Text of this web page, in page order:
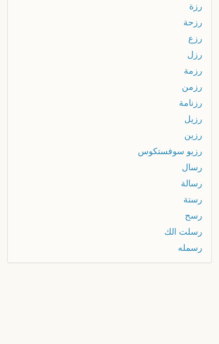
رزة
رزحة
رزع
رزل
رزمة
رزمن
رزنامة
رزيل
رزين
رزيو سوفستكوس
رسال
رسالة
رستة
رسح
رسلت الك
رسمله